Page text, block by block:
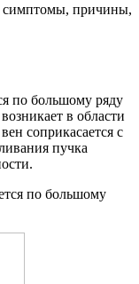
причины,
по большому ряду
в области
соприкасается с
пучка